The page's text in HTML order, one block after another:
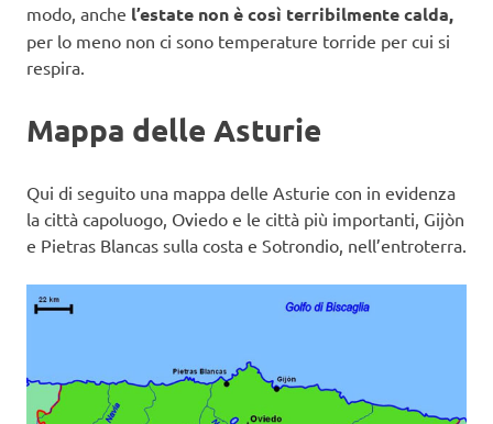
modo, anche l’estate non è così terribilmente calda,
per lo meno non ci sono temperature torride per cui si
respira.
Mappa delle Asturie
Qui di seguito una mappa delle Asturie con in evidenza
la città capoluogo, Oviedo e le città più importanti, Gijòn
e Pietras Blancas sulla costa e Sotrondio, nell’entroterra.